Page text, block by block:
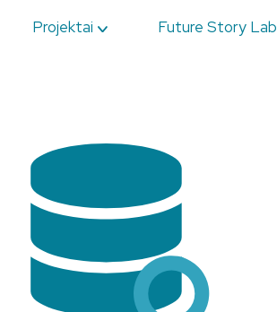
Projektai Future Story Lab